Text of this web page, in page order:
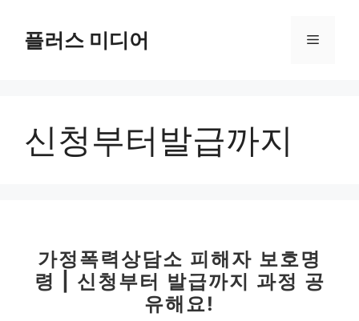
플러스 미디어 메
신청부터발급까지
가정폭력상담소 피해자 보호명
령 | 신청부터 발급까지 과정 공
유해요!